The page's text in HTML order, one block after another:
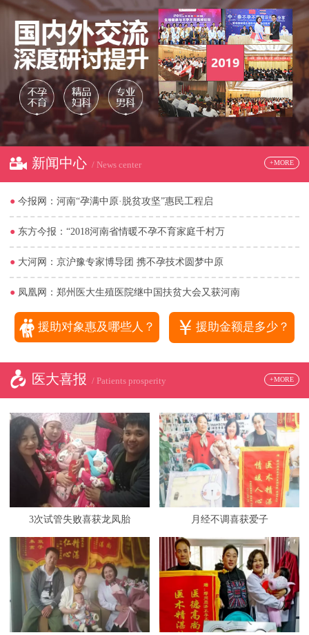
新闻中心 / News center +MORE
● 今报网：河南“孕满中原·脱贫攻坚”惠民工程启
● 东方今报：“2018河南省情暖不孕不育家庭千村万
● 大河网：京沪豫专家博导团 携不孕技术圆梦中原
● 凤凰网：郑州医大生殖医院继中国扶贫大会又获河南
援助对象惠及哪些人？ ￥ 援助金额是多少？
医大喜报 / Patients prosperity +MORE
3次试管失败喜获龙凤胎 月经不调喜获爱子